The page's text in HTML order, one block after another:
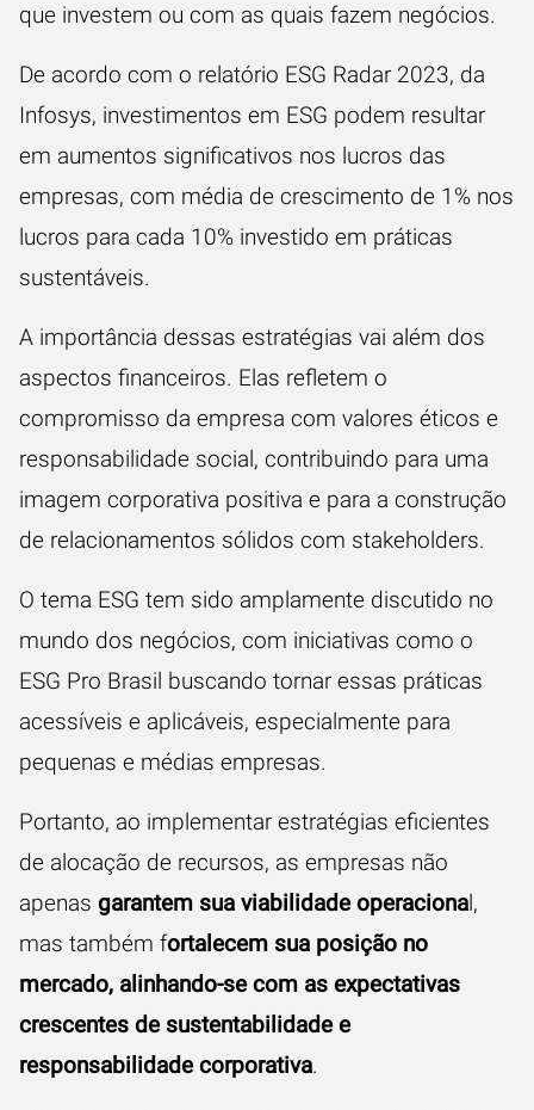
que investem ou com as quais fazem negócios.
De acordo com o relatório ESG Radar 2023, da
Infosys, investimentos em ESG podem resultar
em aumentos significativos nos lucros das
empresas, com média de crescimento de 1% nos
lucros para cada 10% investido em práticas
sustentáveis.
A importância dessas estratégias vai além dos
aspectos financeiros. Elas refletem o
compromisso da empresa com valores éticos e
responsabilidade social, contribuindo para uma
imagem corporativa positiva e para a construção
de relacionamentos sólidos com stakeholders.
O tema ESG tem sido amplamente discutido no
mundo dos negócios, com iniciativas como o
ESG Pro Brasil buscando tornar essas práticas
acessíveis e aplicáveis, especialmente para
pequenas e médias empresas.
Portanto, ao implementar estratégias eficientes
de alocação de recursos, as empresas não
apenas garantem sua viabilidade operacional,
mas também fortalecem sua posição no
mercado, alinhando-se com as expectativas
crescentes de sustentabilidade e
responsabilidade corporativa.